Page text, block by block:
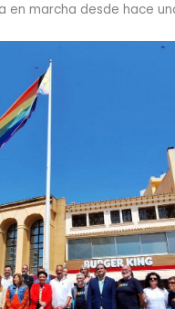
en marcha desde hace